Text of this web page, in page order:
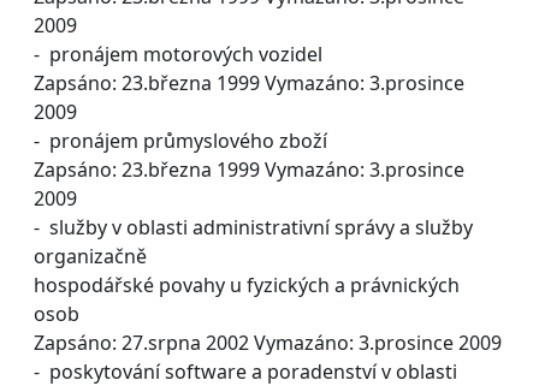
2009
- pronájem motorových vozidel
Zapsáno: 23.března 1999 Vymazáno: 3.prosince
2009
- pronájem průmyslového zboží
Zapsáno: 23.března 1999 Vymazáno: 3.prosince
2009
- služby v oblasti administrativní správy a služby
organizačně
hospodářské povahy u fyzických a právnických
osob
Zapsáno: 27.srpna 2002 Vymazáno: 3.prosince 2009
- poskytování software a poradenství v oblasti